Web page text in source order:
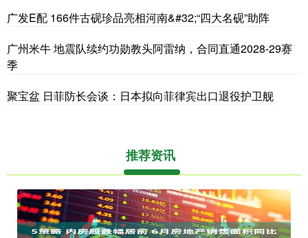
广发E配 166件古砚珍品亮相河南&#32;“四大名砚”助阵
广州米牛 地震队续约功勋教头阿雷纳，合同直通2028-29赛
季
聚宝盆 日菲防长会谈：日本拟向菲律宾出口退役护卫舰
推荐资讯